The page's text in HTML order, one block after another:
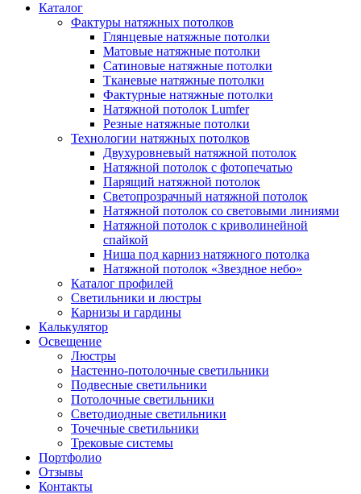
Каталог
Фактуры натяжных потолков
Глянцевые натяжные потолки
Матовые натяжные потолки
Сатиновые натяжные потолки
Тканевые натяжные потолки
Фактурные натяжные потолки
Натяжной потолок Lumfer
Резные натяжные потолки
Технологии натяжных потолков
Двухуровневый натяжной потолок
Натяжной потолок с фотопечатью
Парящий натяжной потолок
Светопрозрачный натяжной потолок
Натяжной потолок со световыми линиями
Натяжной потолок с криволинейной
спайкой
Ниша под карниз натяжного потолка
Натяжной потолок «Звездное небо»
Каталог профилей
Светильники и люстры
Карнизы и гардины
Калькулятор
Освещение
Люстры
Настенно-потолочные светильники
Подвесные светильники
Потолочные светильники
Светодиодные светильники
Точечные светильники
Трековые системы
Портфолио
Отзывы
Контакты